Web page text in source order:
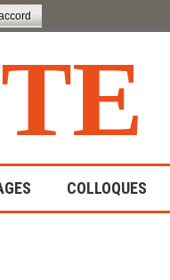
TE
COLLOQUES